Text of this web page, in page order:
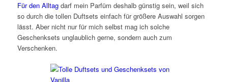
Für den Alltagdarf mein Parfüm deshalb günstig sein, weil sich
so durch die tollen Duftsets einfach für größere Auswahl sorgen
lässt. Aber nicht nur für mich selbst mag ich solche
Geschenksets unglaublich gerne, sondern auch zum
Verschenken.